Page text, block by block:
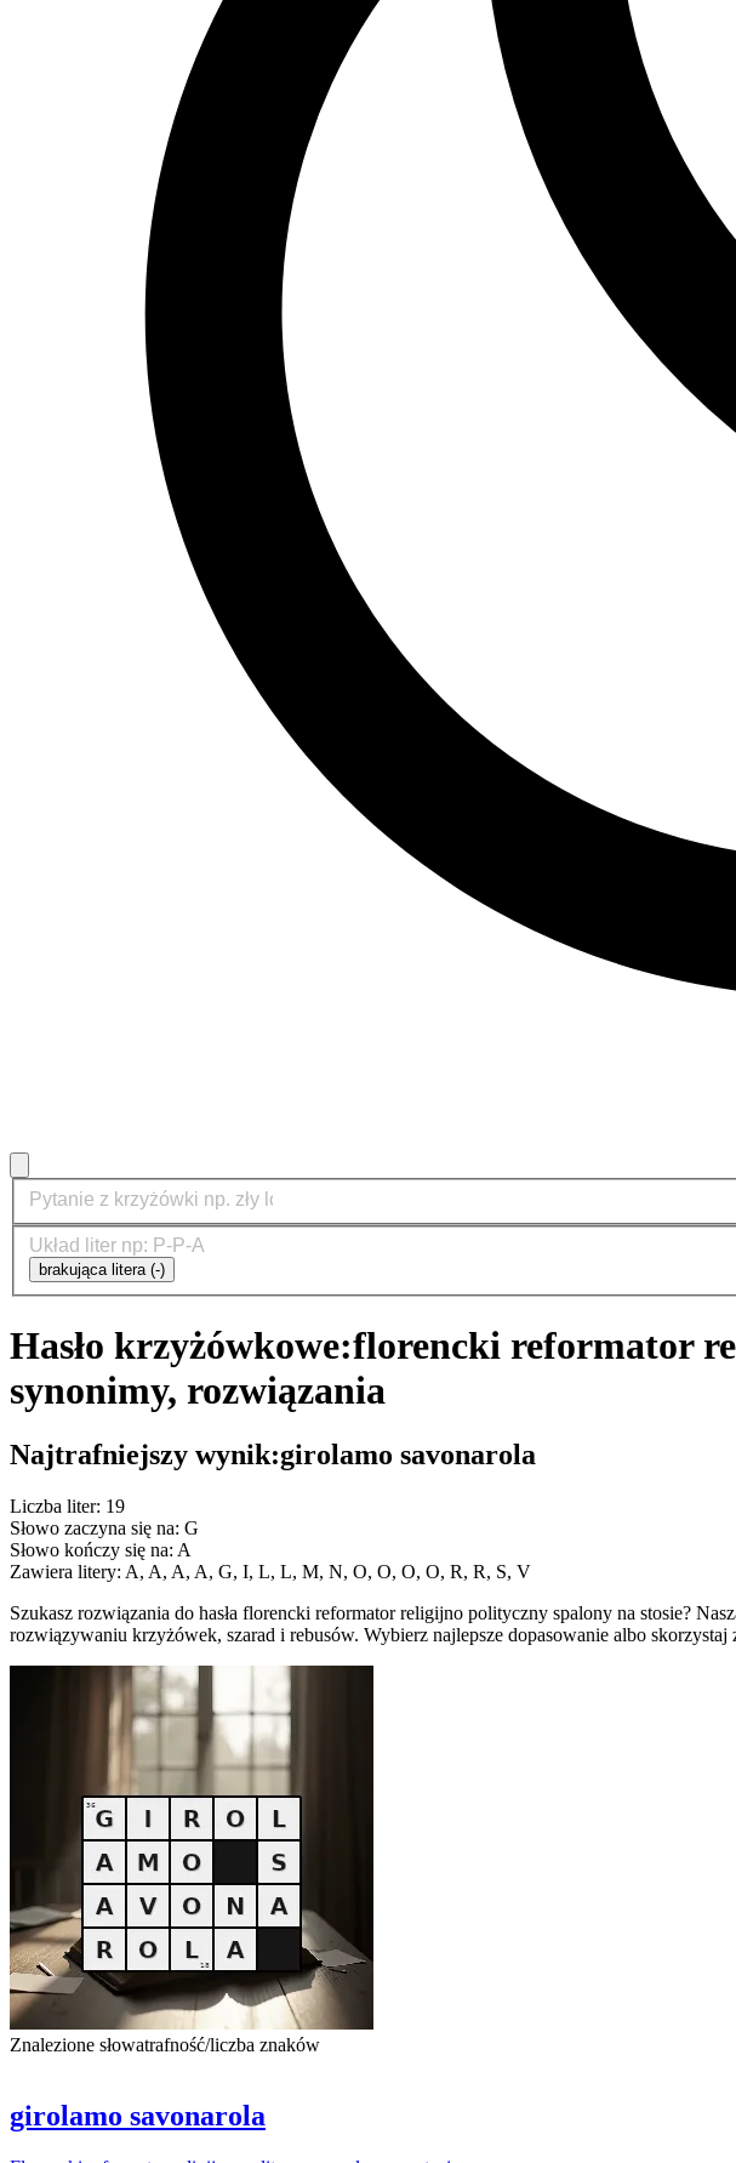
brakująca litera (-)
Hasło krzyżówkowe:florencki reformator
synonimy, rozwiązania
Najtrafniejszy wynik:girolamo savonarola
Liczba liter: 19
Słowo zaczyna się na: G
Słowo kończy się na: A
Zawiera litery: A, A, A, A, G, I, L, L, M, N, O, O, O, O, R, R, S, V
Szukasz rozwiązania do hasła florencki reformator religijno polityczny spalony na stosie?
rozwiązywaniu krzyżówek, szarad i rebusów. Wybierz najlepsze dopasowanie albo
Znalezione słowatrafność/liczba znaków
girolamo savonarola